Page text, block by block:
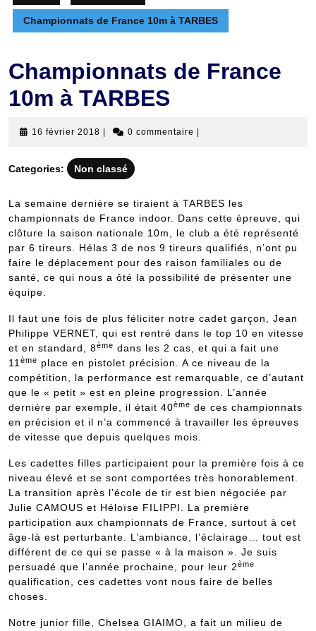
Championnats de France 10m à TARBES
Championnats de France
10m à TARBES
16 février 2018 16
2018
0 commentaire
Categories: Non classé
La semaine dernière se tiraient à TARBES les
championnats de France indoor. Dans cette épreuve, qui
clôture la saison nationale 10m, le club a été représenté
par 6 tireurs. Hélas 3 de nos 9 tireurs qualifiés, n’ont pu
faire le déplacement pour des raison familiales ou de
santé, ce qui nous a ôté la possibilité de présenter une
équipe.
Il faut une fois de plus féliciter notre cadet garçon, Jean
Philippe VERNET, qui est rentré dans le top 10 en vitesse
et en standard, 8ème dans les 2 cas, et qui a fait une
11 ème place en pistolet précision. A ce niveau de la
compétition, la performance est remarquable, ce d’autant
que le « petit » est en pleine progression. L’année
dernière par exemple, il était 40ème de ces championnats
en précision et il n’a commencé à travailler les épreuves
de vitesse que depuis quelques mois.
Les cadettes filles participaient pour la première fois à ce
niveau élevé et se sont comportées très honorablement.
La transition après l’école de tir est bien négociée par
Julie CAMOUS et Héloïse FILIPPI. La première
participation aux championnats de France, surtout à cet
âge-là est perturbante. L’ambiance, l’éclairage… tout est
différent de ce qui se passe « à la maison ». Je suis
persuadé que l’année prochaine, pour leur 2ème
qualification, ces cadettes vont nous faire de belles
choses.
Notre junior fille, Chelsea GIAIMO, a fait un milieu de